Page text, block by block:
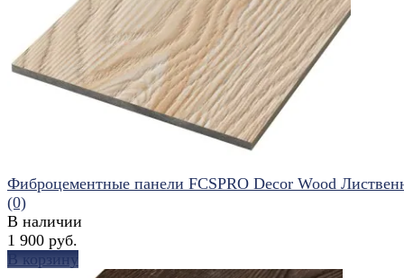
избранное сравнить
Фиброцементные панели FCSPRO Decor Wood
(0)
В наличии
1 900 руб.
В корзину